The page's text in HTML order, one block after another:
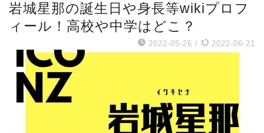
岩城星那の誕生日や身長等wikiプロフ
ィール！高校や中学はどこ？
2022-05-26 / 2022-06-21